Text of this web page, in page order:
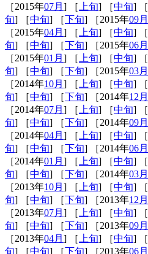
［2015年07月 ] ［ 上旬] ［中旬] ［
旬] ［中旬] ［下旬] ［2015年09月
［2015年04月 ] ［ 上旬] ［中旬] ［
旬] ［中旬] ［下旬] ［2015年06月
［2015年01月 ] ［ 上旬] ［中旬] ［
旬] ［中旬] ［下旬] ［2015年03月
［2014年10月 ] ［ 上旬] ［中旬] ［
旬] ［中旬] ［下旬] ［2014年12月
［2014年07月 ] ［ 上旬] ［中旬] ［
旬] ［中旬] ［下旬] ［2014年09月
［2014年04月 ] ［ 上旬] ［中旬] ［
旬] ［中旬] ［下旬] ［2014年06月
［2014年01月 ] ［ 上旬] ［中旬] ［
旬] ［中旬] ［下旬] ［2014年03月
［2013年10月 ] ［ 上旬] ［中旬] ［
旬] ［中旬] ［下旬] ［2013年12月
［2013年07月 ] ［ 上旬] ［中旬] ［
旬] ［中旬] ［下旬] ［2013年09月
［2013年04月 ] ［ 上旬] ［中旬] ［
旬] ［中旬] ［下旬] ［2013年06月